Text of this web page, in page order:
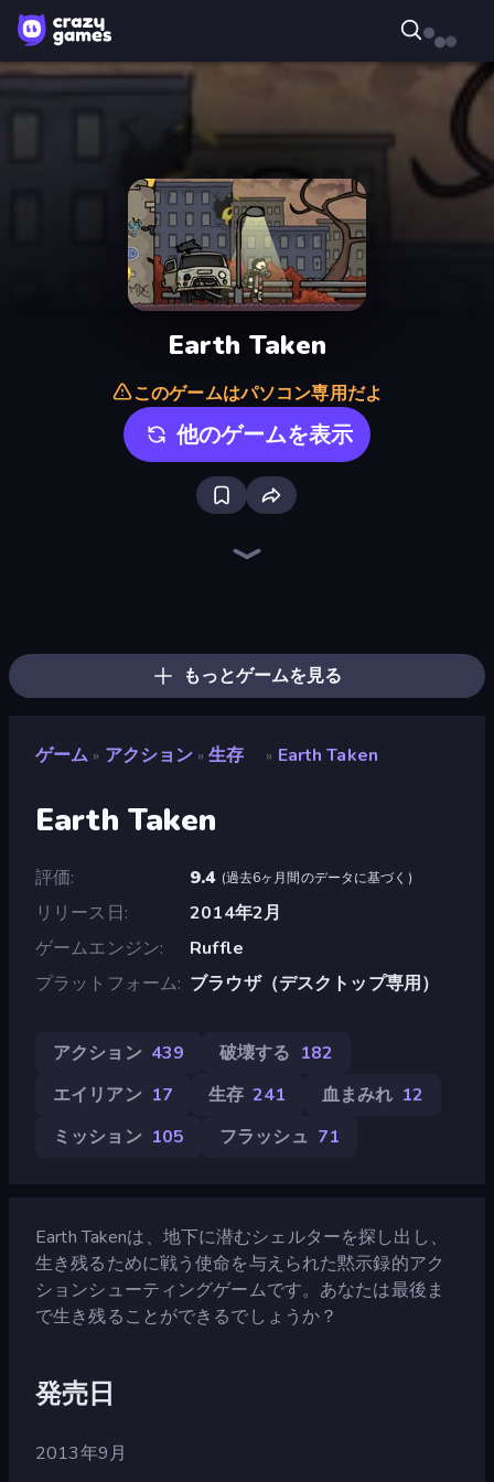
Earth Taken
このゲームはパソコン専用だよ
他のゲームを表示
もっとゲームを見る
ゲーム » アクション » 生存 » Earth Taken
Earth Taken
評価 9.4 (過去6ヶ月間のデータに基づく )
リリース日
2014年2月
ゲームエンジン
Ruffle
プラットフォーム ブラウザ（デスクトップ専用）
アクション 439 破壊する 182
エイリアン 17 生存 241 血まみれ 12
ミッション 105 フラッシュ 71
Earth Takenは、地下に潜むシェルターを探し出し、
生き残るために戦う使命を与えられた黙示録的アク
ションシューティングゲームです。あなたは最後ま
で生き残ることができるでしょうか？
発売日
2013年9月